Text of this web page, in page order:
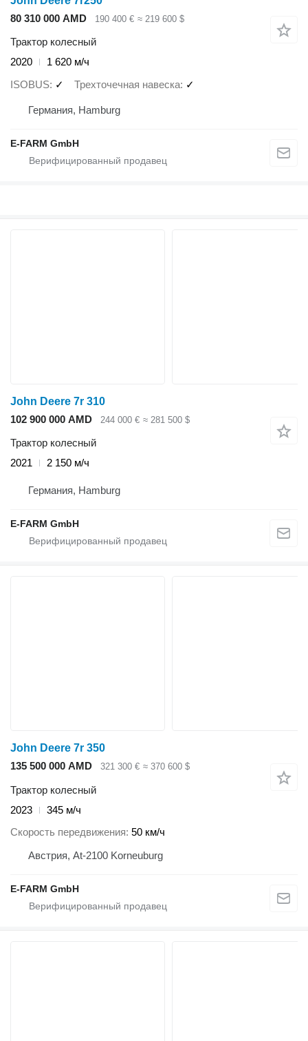
80 310 000 AMD
190 400 € ≈ 219 600 $
Трактор колесный
2020
1 620 м/ч
ISOBUS ✓ Трехточечная навеска ✓
Германия, Hamburg
E-FARM GmbH
John Deere 7r 310
102 900 000 AMD
244 000 € ≈ 281 500 $
Трактор колесный
2021
2 150 м/ч
Германия, Hamburg
E-FARM GmbH
John Deere 7r 350
135 500 000 AMD
321 300 € ≈ 370 600 $
Трактор колесный
2023
345 м/ч
Скорость передвижения 50 км/ч
Австрия, At-2100 Korneuburg
E-FARM GmbH